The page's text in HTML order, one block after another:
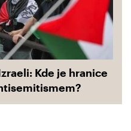
Kde je hranice